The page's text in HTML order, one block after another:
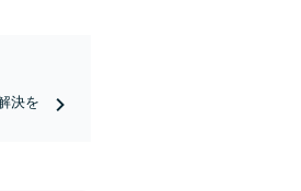
決を